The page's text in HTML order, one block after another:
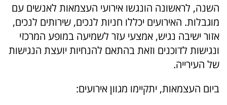
השנה, לראשונה הונגשו אירועי העצמאות לאנשים עם
מוגבלות. האירועים יכללו חניות לנכים, שירותים לנכים,
אזור ישיבה נגיש, אמצעי עזר לשמיעה במופע המרכזי
ונגישות לדוכנים וזאת בהתאם להנחיות יועצת הנגישות
של העירייה.
ביום העצמאות, יתקיימו מגוון אירועים: